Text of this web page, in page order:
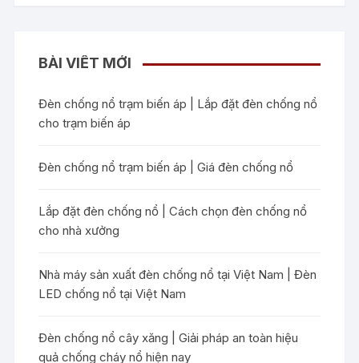
BÀI VIẾT MỚI
Đèn chống nổ trạm biến áp | Lắp đặt đèn chống nổ
cho trạm biến áp
Đèn chống nổ trạm biến áp | Giá đèn chống nổ
Lắp đặt đèn chống nổ | Cách chọn đèn chống nổ
cho nhà xưởng
Nhà máy sản xuất đèn chống nổ tại Việt Nam | Đèn
LED chống nổ tại Việt Nam
Đèn chống nổ cây xăng | Giải pháp an toàn hiệu
quả chống cháy nổ hiện nay